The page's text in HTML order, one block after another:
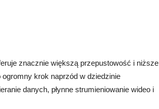
znacznie większą przepustowość i niższe
krok naprzód w dziedzinie
danych, płynne strumieniowanie wideo i